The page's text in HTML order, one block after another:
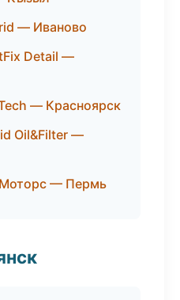
— Иваново
Detail —
— Красноярск
Oil&Filter —
— Пермь